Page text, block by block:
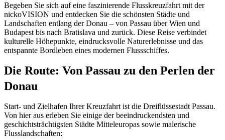
Begeben Sie sich auf eine faszinierende Flusskreuzfahrt mit der
nickoVISION und entdecken Sie die schönsten Städte und
Landschaften entlang der Donau – von Passau über Wien und
Budapest bis nach Bratislava und zurück. Diese Reise verbindet
kulturelle Höhepunkte, eindrucksvolle Naturerlebnisse und das
entspannte Bordleben eines modernen Flussschiffes.
Die Route: Von Passau zu den Perlen der
Donau
Start- und Zielhafen Ihrer Kreuzfahrt ist die Dreiflüssestadt Passau.
Von hier aus erleben Sie einige der beeindruckendsten und
geschichtsträchtigsten Städte Mitteleuropas sowie malerische
Flusslandschaften: